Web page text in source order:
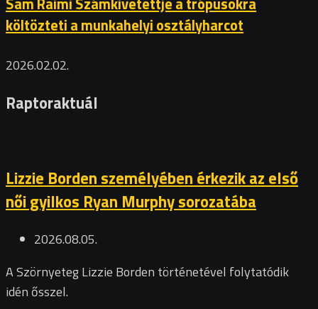
költözteti a munkahelyi osztályharcot
2026.02.02.
Raptoraktuál
Lizzie Borden személyében érkezik az első
női gyilkos Ryan Murphy sorozatába
2026.08.05.
A Szörnyeteg Lizzie Borden történetével folytatódik
idén ősszel.